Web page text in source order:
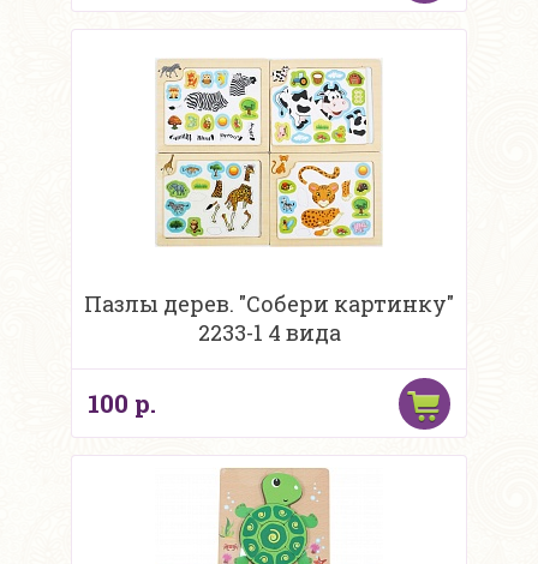
Пазлы дерев. "Собери картинку"
2233-1 4 вида
100 р.